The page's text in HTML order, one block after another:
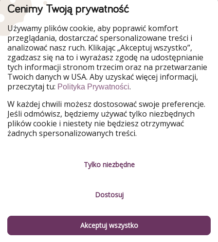
WakacyjniPiraci są częścią Grupy HolidayPirates
Nasze rynki
PiratinViaggio
HolidayPirates
VakantiePiraten
VoyagesPirates
Ferienpiraten
Urlaubspiraten
Urlaubspiraten
ViajerosPiratas
TravelPirates
Nasza grupa
HolidayPirates Group
Poznaj nas!
Zrównoważony rozwój
Informacje prawne
O firmie
Zarządzanie usługami
Cenimy Twoją prywatność
Używamy plików cookie, aby poprawić komfort
przeglądania, dostarczać spersonalizowane treści i
analizować nasz ruch. Klikając „Akceptuj wszystko”,
zgadzasz się na to i wyrażasz zgodę na udostępnianie
tych informacji stronom trzecim oraz na przetwarzanie
Twoich danych w USA. Aby uzyskać więcej informacji,
przeczytaj tu: Polityka Prywatności.
W każdej chwili możesz dostosować swoje preferencje.
Jeśli odmówisz, będziemy używać tylko niezbędnych
plików cookie i niestety nie będziesz otrzymywać
żadnych spersonalizowanych treści.
Tylko niezbędne
Dostosuj
Akceptuj wszystko